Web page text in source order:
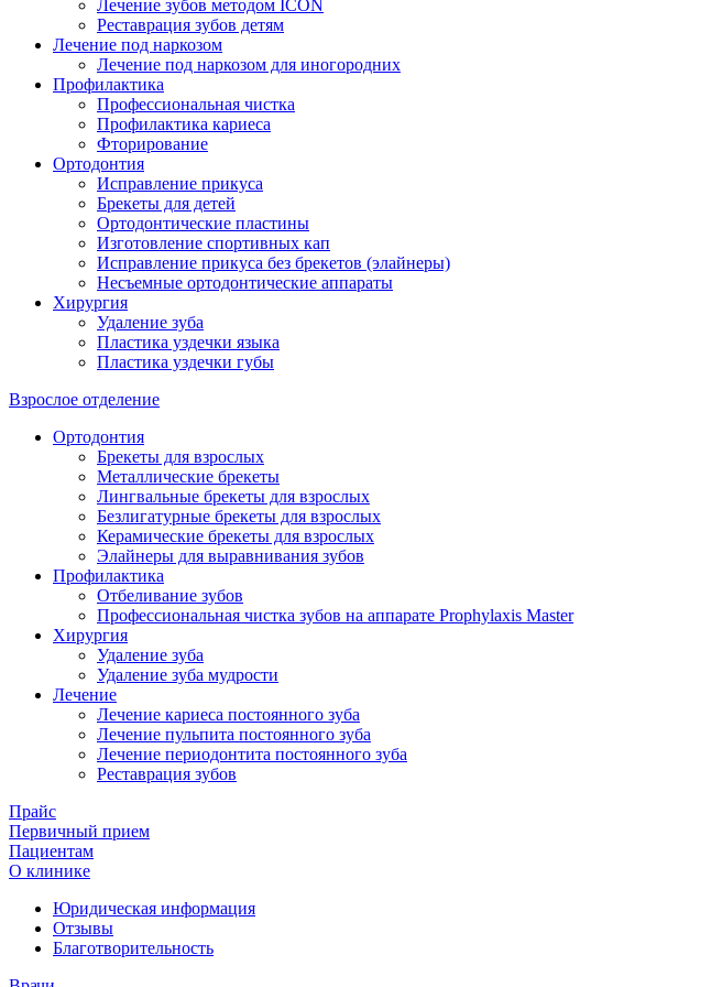
Лечение зубов методом ICON
Реставрация зубов детям
Лечение под наркозом
Лечение под наркозом для иногородних
Профилактика
Профессиональная чистка
Профилактика кариеса
Фторирование
Ортодонтия
Исправление прикуса
Брекеты для детей
Ортодонтические пластины
Изготовление спортивных кап
Исправление прикуса без брекетов (элайнеры)
Несъемные ортодонтические аппараты
Хирургия
Удаление зуба
Пластика уздечки языка
Пластика уздечки губы
Взрослое отделение
Ортодонтия
Брекеты для взрослых
Металлические брекеты
Лингвальные брекеты для взрослых
Безлигатурные брекеты для взрослых
Керамические брекеты для взрослых
Элайнеры для выравнивания зубов
Профилактика
Отбеливание зубов
Профессиональная чистка зубов на аппарате Prophylaxis Master
Хирургия
Удаление зуба
Удаление зуба мудрости
Лечение
Лечение кариеса постоянного зуба
Лечение пульпита постоянного зуба
Лечение периодонтита постоянного зуба
Реставрация зубов
Прайс
Первичный прием
Пациентам
О клинике
Юридическая информация
Отзывы
Благотворительность